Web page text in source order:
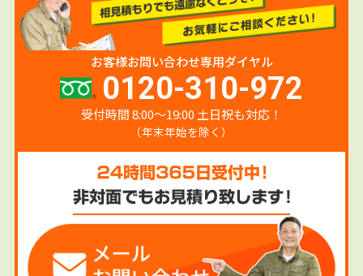
お客様お問い合わせ専用ダイヤル
0120-310-972
受付時間 8:00〜19:00 土日祝も対応！
（年末年始を除く）